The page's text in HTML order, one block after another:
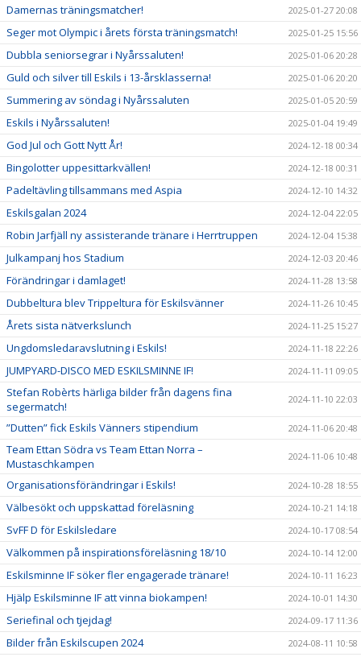
Damernas träningsmatcher! 2025-01-27 20:08
Seger mot Olympic i årets första träningsmatch! 2025-01-25 15:56
Dubbla seniorsegrar i Nyårssaluten! 2025-01-06 20:28
Guld och silver till Eskils i 13-årsklasserna! 2025-01-06 20:20
Summering av söndag i Nyårssaluten 2025-01-05 20:59
Eskils i Nyårssaluten! 2025-01-04 19:49
God Jul och Gott Nytt År! 2024-12-18 00:34
Bingolotter uppesittarkvällen! 2024-12-18 00:31
Padeltävling tillsammans med Aspia 2024-12-10 14:32
Eskilsgalan 2024 2024-12-04 22:05
Robin Jarfjäll ny assisterande tränare i Herrtruppen 2024-12-04 15:38
Julkampanj hos Stadium 2024-12-03 20:46
Förändringar i damlaget! 2024-11-28 13:58
Dubbeltura blev Trippeltura för Eskilsvänner 2024-11-26 10:45
Årets sista nätverkslunch 2024-11-25 15:27
Ungdomsledaravslutning i Eskils! 2024-11-18 22:26
JUMPYARD-DISCO MED ESKILSMINNE IF! 2024-11-11 09:05
Stefan Robèrts härliga bilder från dagens fina
segermatch!
2024-11-10 22:03
”Dutten” fick Eskils Vänners stipendium 2024-11-06 20:48
Team Ettan Södra vs Team Ettan Norra –
Mustaschkampen
2024-11-06 10:48
Organisationsförändringar i Eskils! 2024-10-28 18:55
Välbesökt och uppskattad föreläsning 2024-10-21 14:18
SvFF D för Eskilsledare 2024-10-17 08:54
Välkommen på inspirationsföreläsning 18/10 2024-10-14 12:00
Eskilsminne IF söker fler engagerade tränare! 2024-10-11 16:23
Hjälp Eskilsminne IF att vinna biokampen! 2024-10-01 14:30
Seriefinal och tjejdag! 2024-09-17 11:36
Bilder från Eskilscupen 2024 2024-08-11 10:58